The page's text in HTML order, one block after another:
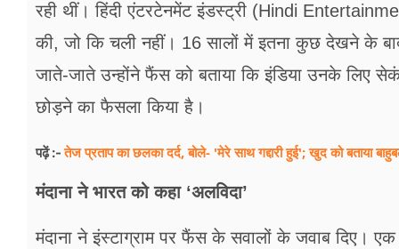
रही थीं। हिंदी एंटरटेनमेंट इंडस्ट्री (Hindi
की, जो कि चली नहीं। 16 सालों में इतना कुछ देखने के
जाते-जाते उन्होंने फैंस को बताया कि इंडिया उनके लिए
छोड़ने का फैसला किया है।
पढ़ें :-तेज प्रताप का छलका दर्द, बोले- 'मेरे साथ गद्दारी हुई'; खुद को बताया
मंदाना ने भारत को कहा ‘अलविदा’
मंदाना ने इंस्टाग्राम पर फैंस के सवालों के जवाब दिए।